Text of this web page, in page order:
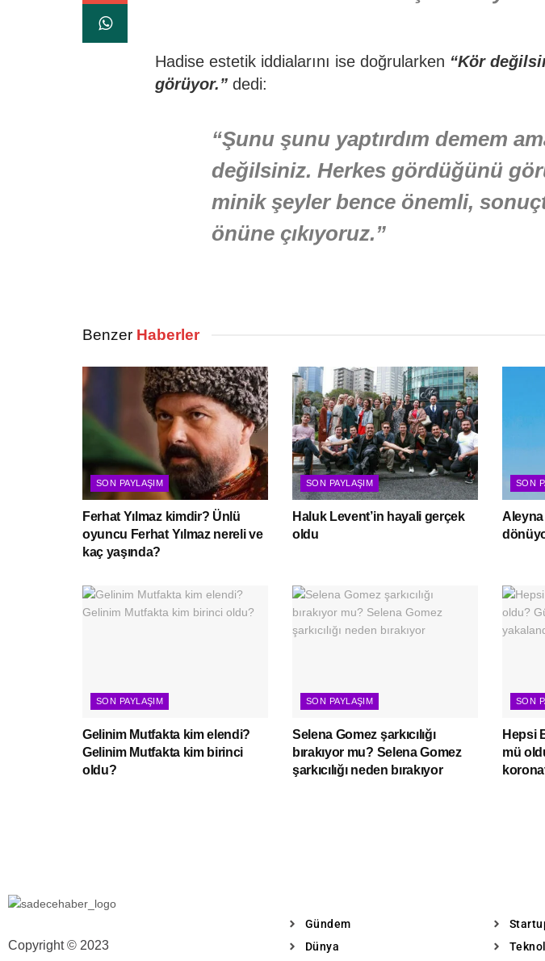
Hadise estetik iddialarını ise doğrularken “Kör
görüyor.” dedi:
“Şunu şunu yaptırdım demem
değilsiniz. Herkes gördüğünü
minik şeyler bence önemli,
önüne çıkıyoruz.”
Benzer Haberler
SON PAYLAŞIM
Ferhat Yılmaz kimdir? Ünlü
oyuncu Ferhat Yılmaz nereli ve
kaç yaşında?
SON PAYLAŞIM
Haluk Levent’in hayali gerçek
oldu
SON
SON PAYLAŞIM
Gelinim Mutfakta kim elendi?
Gelinim Mutfakta kim birinci
oldu?
SON PAYLAŞIM
Selena Gomez şarkıcılığı
bırakıyor mu? Selena Gomez
şarkıcılığı neden bırakıyor
SON
Hepsi
mü
Copyright © 2023
Gündem
Dünya